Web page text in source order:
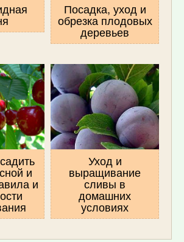
Посадка, уход и
обрезка плодовых
деревьев
и
и
Уход и
выращивание
сливы в
домашних
условиях